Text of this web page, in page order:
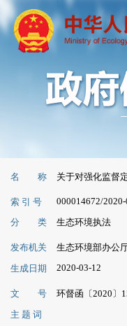
名 称 关于对强化监督
索 引 号 000014672/
分 类 生态环境执法
发布机关
生态环境部办公
生成日期
2020-03-12
文 号
环督函〔2020〕
主 题 词